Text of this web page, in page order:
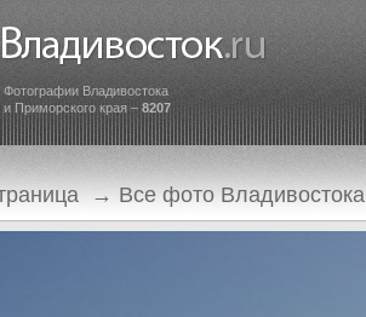
Фотографии Владивостока
и Приморского края – 8207
→ Все фото Владивостока